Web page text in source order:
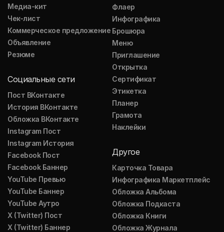
Медиа-кит
Чек-лист
Коммерческое предложение
Объявление
Резюме
Социальные сети
Пост ВКонтакте
История ВКонтакте
Обложка ВКонтакте
Instagram Пост
Instagram История
Facebook Пост
Facebook Баннер
YouTube Превью
YouTube Баннер
YouTube Аутро
X (Twitter) Пост
X (Twitter) Баннер
Флаер
Инфографика
Брошюра
Меню
Приглашение
Открытка
Сертификат
Этикетка
Планер
Грамота
Наклейки
Другое
Карточка Товара
Инфографика Маркетплейс
Обложка Альбома
Обложка Подкаста
Обложка Книги
Обложка Журнала